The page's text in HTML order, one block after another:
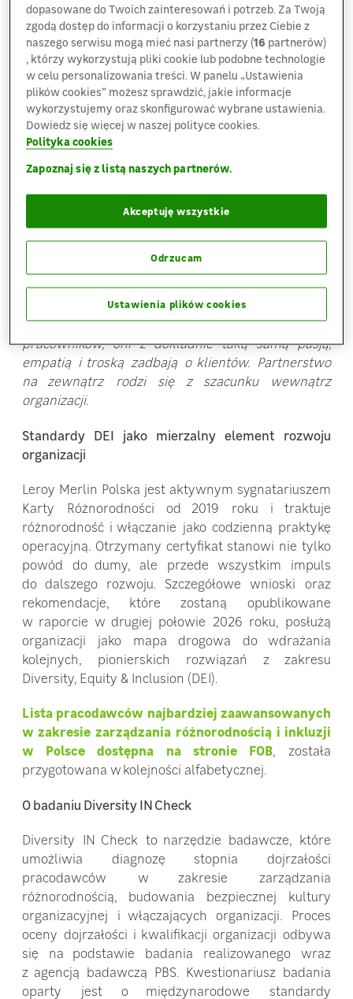
dowodzi, że kultura organizacyjna firmy skutecznie
odpowiada na wyzwania współczesnego,
dynamicznie zmieniającego się świata.
O tym jak Leroy Merlin Polska buduje włączające
środowisko, mówi Joanna Golenia, dyrektorka HR:
Znalezienie się po raz trzeci z rzędu na liście
Diversity IN Check to dla nas jasny dowód, że nasza
organizacja zmierza w bardzo dobrym kierunku.
Tworzymy nowoczesny biznes, w którym
odrzucamy sztywne korporacyjne szablony
na rzecz autentycznego podejścia „human first”.
środowisko, w którym ludzie czują się bezpieczni,
szanowani i wolni w wyrażaniu swoich unikalnych
perspektyw, czyli po prostu zadbasz o swoich
pracowników, oni z dokładnie taką samą pasją,
empatią i troską zadbają o klientów. Partnerstwo
na zewnątrz rodzi się z szacunku wewnątrz
organizacji.
Standardy DEI jako mierzalny element rozwoju
organizacji
Leroy Merlin Polska jest aktywnym sygnatariuszem
Karty Różnorodności od 2019 roku i traktuje
różnorodność i włączanie jako codzienną praktykę
operacyjną. Otrzymany certyfikat stanowi nie tylko
powód do dumy, ale przede wszystkim impuls
do dalszego rozwoju. Szczegółowe wnioski oraz
rekomendacje, które zostaną opublikowane
w raporcie w drugiej połowie 2026 roku, posłużą
organizacji jako mapa drogowa do wdrażania
kolejnych, pionierskich rozwiązań z zakresu
Diversity, Equity & Inclusion (DEI).
Lista pracodawców najbardziej zaawansowanych
w zakresie zarządzania różnorodnością i inkluzji
w Polsce dostępna na stronie FOB, została
przygotowana w kolejności alfabetycznej.
O badaniu Diversity IN Check
Diversity IN Check to narzędzie badawcze, które
umożliwia diagnozę stopnia dojrzałości
pracodawców w zakresie zarządzania
różnorodnością, budowania bezpiecznej kultury
organizacyjnej i włączających organizacji. Proces
oceny dojrzałości i kwalifikacji organizacji odbywa
się na podstawie badania realizowanego wraz
z agencją badawczą PBS. Kwestionariusz badania
oparty jest o międzynarodowe standardy
dopasowane do Twoich zainteresowań i potrzeb. Za Twoją
zgodą dostęp do informacji o korzystaniu przez Ciebie z
naszego serwisu mogą mieć nasi partnerzy (16 partnerów)
, którzy wykorzystują pliki cookie lub podobne technologie
w celu personalizowania treści. W panelu „Ustawienia
plików cookies” możesz sprawdzić, jakie informacje
wykorzystujemy oraz skonfigurować wybrane ustawienia.
Dowiedz się więcej w naszej polityce cookies.
Polityka cookies
Zapoznaj się z listą naszych partnerów.
Ustawienia plików cookies
Odrzucam
Akceptuję wszystkie